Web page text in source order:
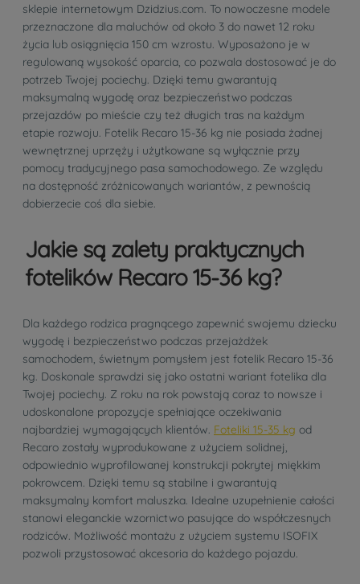
sklepie internetowym Dzidzius.com. To nowoczesne modele
przeznaczone dla maluchów od około 3 do nawet 12 roku
życia lub osiągnięcia 150 cm wzrostu. Wyposażono je w
regulowaną wysokość oparcia, co pozwala dostosować je do
potrzeb Twojej pociechy. Dzięki temu gwarantują
maksymalną wygodę oraz bezpieczeństwo podczas
przejazdów po mieście czy też długich tras na każdym
etapie rozwoju. Fotelik Recaro 15-36 kg nie posiada żadnej
wewnętrznej uprzęży i użytkowane są wyłącznie przy
pomocy tradycyjnego pasa samochodowego. Ze względu
na dostępność zróżnicowanych wariantów, z pewnością
dobierzecie coś dla siebie.
Jakie są zalety praktycznych
fotelików Recaro 15-36 kg?
Dla każdego rodzica pragnącego zapewnić swojemu dziecku
wygodę i bezpieczeństwo podczas przejażdżek
samochodem, świetnym pomysłem jest fotelik Recaro 15-36
kg. Doskonale sprawdzi się jako ostatni wariant fotelika dla
Twojej pociechy. Z roku na rok powstają coraz to nowsze i
udoskonalone propozycje spełniające oczekiwania
najbardziej wymagających klientów. Foteliki 15-35 kg od
Recaro zostały wyprodukowane z użyciem solidnej,
odpowiednio wyprofilowanej konstrukcji pokrytej miękkim
pokrowcem. Dzięki temu są stabilne i gwarantują
maksymalny komfort maluszka. Idealne uzupełnienie całości
stanowi eleganckie wzornictwo pasujące do współczesnych
rodziców. Możliwość montażu z użyciem systemu ISOFIX
pozwoli przystosować akcesoria do każdego pojazdu.